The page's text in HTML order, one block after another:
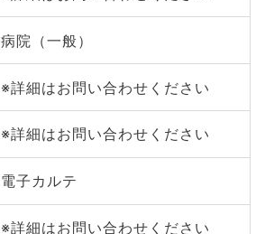
病院（一般）
※詳細はお問い合わせください
※詳細はお問い合わせください
電子カルテ
※詳細はお問い合わせください